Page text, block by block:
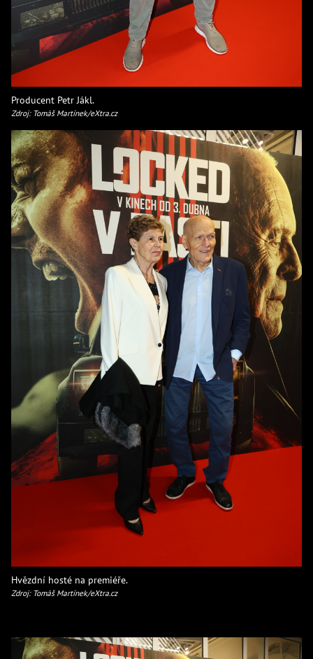
Producent Petr Jákl.
Zdroj: Tomáš Martínek/eXtra.cz
Hvězdní hosté na premiéře.
Zdroj: Tomáš Martínek/eXtra.cz